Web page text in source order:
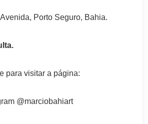
Porto Seguro, Bahia.
para visitar a página:
@marciobahiart